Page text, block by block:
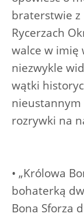
braterstwie z
Rycerzach
walce w imię
niezwykle
wątki
nieustannym
rozrywki na
• „Królowa
bohaterką
Bona Sforza